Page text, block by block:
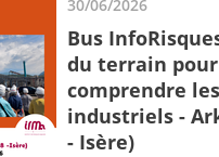
30/06/2026
Bus
du terrain
comprendre
industriels -
- Isère)